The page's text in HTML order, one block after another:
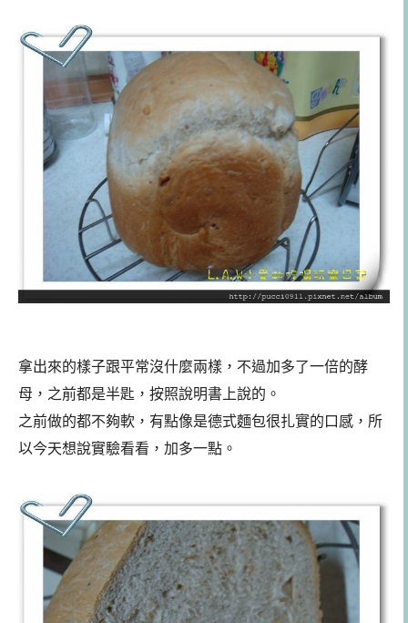
拿出來的樣子跟平常沒什麼兩樣，不過加多了一倍的酵
母，之前都是半匙，按照說明書上說的。
之前做的都不夠軟，有點像是德式麵包很扎實的口感，所
以今天想說實驗看看，加多一點。